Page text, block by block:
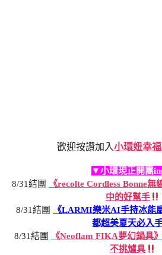
歡迎按讚加入小環妞幸
▼小環現正開團
8/31結團
《recolte Cordless Bonne
中的好幫手
8/31結團
《LARMI樂米AI手持冰能
都超美夏天必入
8/31結團
《Neoflam FIKA夢幻鍋具
不挑爐具